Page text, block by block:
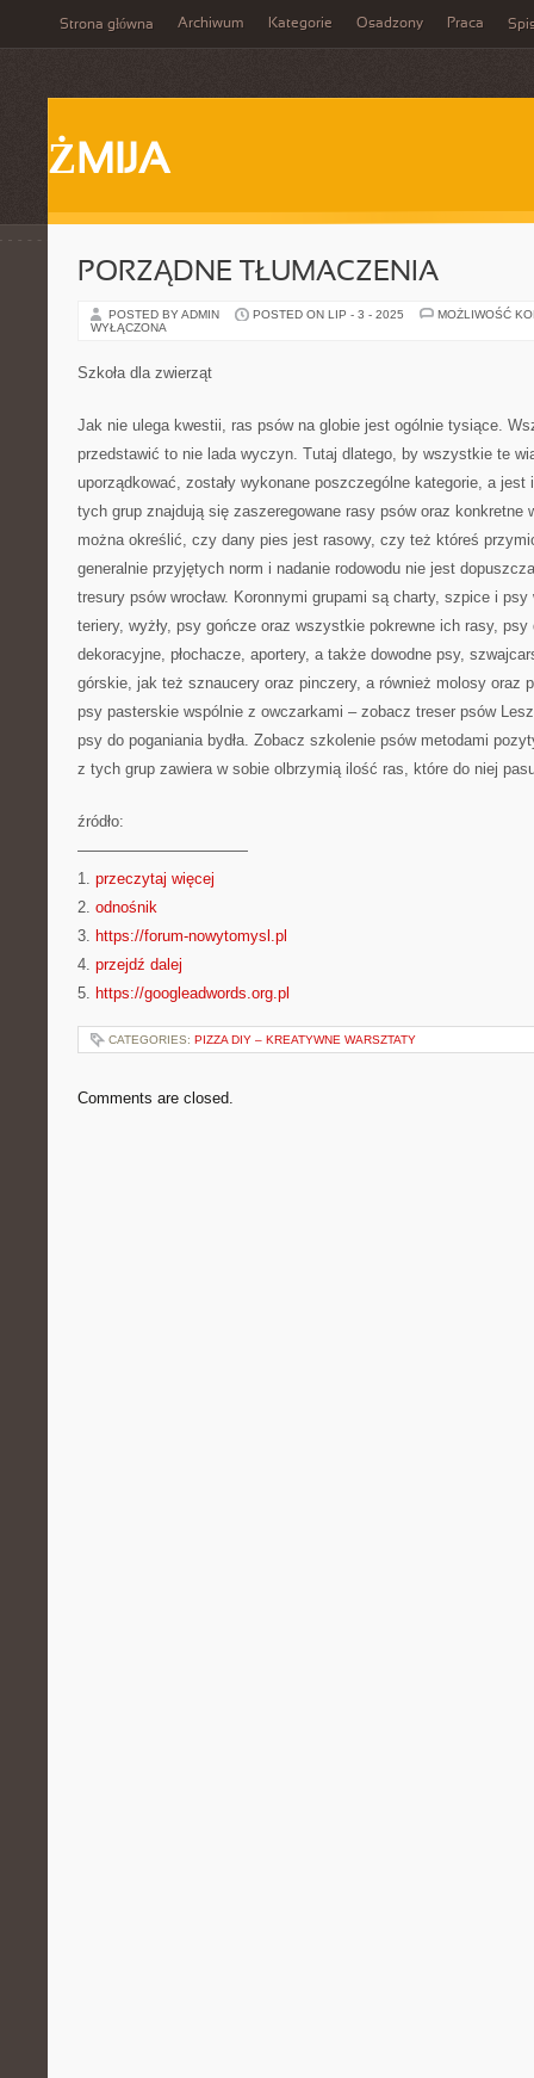
Strona główna Archiwum Kategorie Osadzony Praca
ŻMIJA
PORZĄDNE TŁUMACZENIA
POSTED BY ADMIN POSTED ON LIP - 3 - 2025
MOŻLIWOŚĆ
WYŁĄCZONA
Szkoła dla zwierząt
Jak nie ulega kwestii, ras psów na globie jest ogólnie tysiące.
przedstawić to nie lada wyczyn. Tutaj dlatego, by wszystkie te
uporządkować, zostały wykonane poszczególne kategorie, a
tych grup znajdują się zaszeregowane rasy psów oraz konkretne
można określić, czy dany pies jest rasowy, czy też któreś
generalnie przyjętych norm i nadanie rodowodu nie jest
tresury psów wrocław. Koronnymi grupami są charty, szpice i
teriery, wyżły, psy gończe oraz wszystkie pokrewne ich rasy,
dekoracyjne, płochacze, aportery, a także dowodne psy,
górskie, jak też sznaucery oraz pinczery, a również molosy oraz
psy pasterskie wspólnie z owczarkami – zobacz treser psów
psy do poganiania bydła. Zobacz szkolenie psów metodami
z tych grup zawiera w sobie olbrzymią ilość ras, które do niej
źródło:
———————————
1. przeczytaj więcej
2. odnośnik
3. https://forum-nowytomysl.pl
4. przejdź dalej
5. https://googleadwords.org.pl
CATEGORIES: PIZZA DIY – KREATYWNE WARSZTATY
Comments are closed.